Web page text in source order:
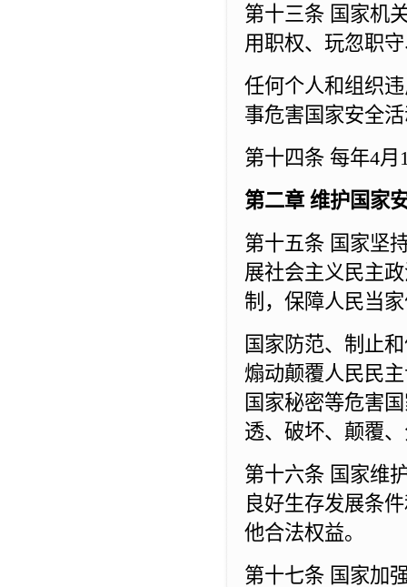
第十三条 国家机
用职权、玩忽职
任何个人和组织
事危害国家安全
第十四条 每年4
第二章 维护国家
第十五条 国家坚
展社会主义民主
制，保障人民当
国家防范、制止
煽动颠覆人民民
国家秘密等危害
透、破坏、颠覆
第十六条 国家维
良好生存发展条
他合法权益。
第十七条 国家加